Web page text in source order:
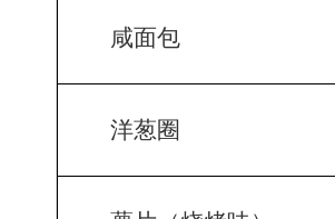
咸面包
洋葱圈